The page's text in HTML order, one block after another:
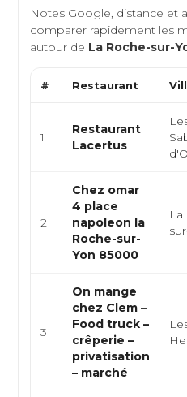
Notes Google, distance et
comparer rapidement les
autour de La Roche-sur-
# Restaurant
1
Restaurant
Lacertus
2
Chez omar
4 place
napoleon la
Roche-sur-
Yon 85000
3
On mange
chez Clem –
Food truck –
crêperie –
privatisation
– marché